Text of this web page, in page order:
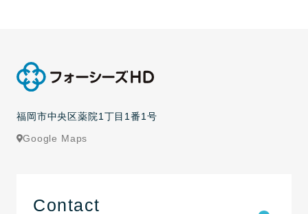
福岡市中央区薬院1丁目1番1号
Google Maps
Contact